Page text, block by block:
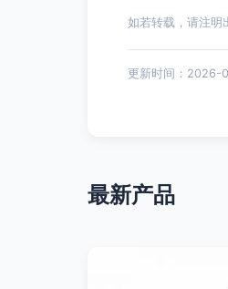
如若转载，请注
更新时间：2026-
最新产品